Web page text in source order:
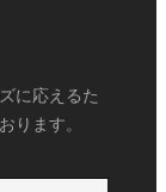
に応えるた
ります。